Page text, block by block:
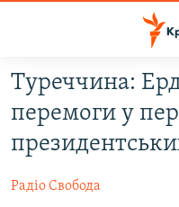
Перейти
до
основного
матеріалу
Перейти
до
НОВИНИ
ВОДА.КРИМ
ВІДЕО ТА ФОТО
ПОЛІТИКА
Туреччина:
перемоги у
Радіо Свобода